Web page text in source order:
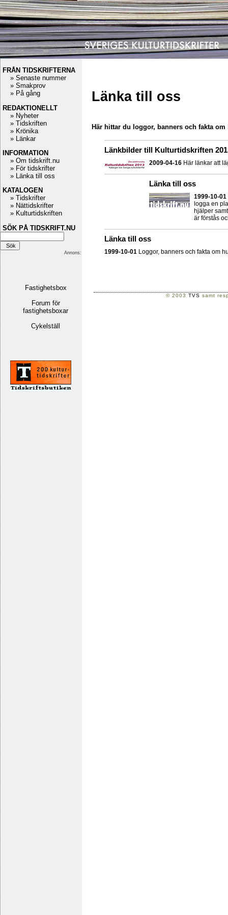
Länka till oss
Här hittar du loggor, banners och fakta
Länkbilder till Kulturtidskriften
2009-04-16 Här länkar att
Länka till oss
1999-10-01
logga en
hjälper
är förstås
Länka till oss
1999-10-01 Loggor, banners och fakta om
© 2003 TVS samt
FRÅN TIDSKRIFTERNA
» Senaste nummer
» Smakprov
» På gång
REDAKTIONELLT
» Nyheter
» Tidskriften
» Krönika
» Länkar
INFORMATION
» Om tidskrift.nu
» För tidskrifter
» Länka till oss
KATALOGEN
» Tidskrifter
» Nättidskrifter
» Kulturtidskriften
SÖK PÅ TIDSKRIFT.NU
Annons:
Fastighetsbox
Forum för
fastighetsboxar
Cykelställ